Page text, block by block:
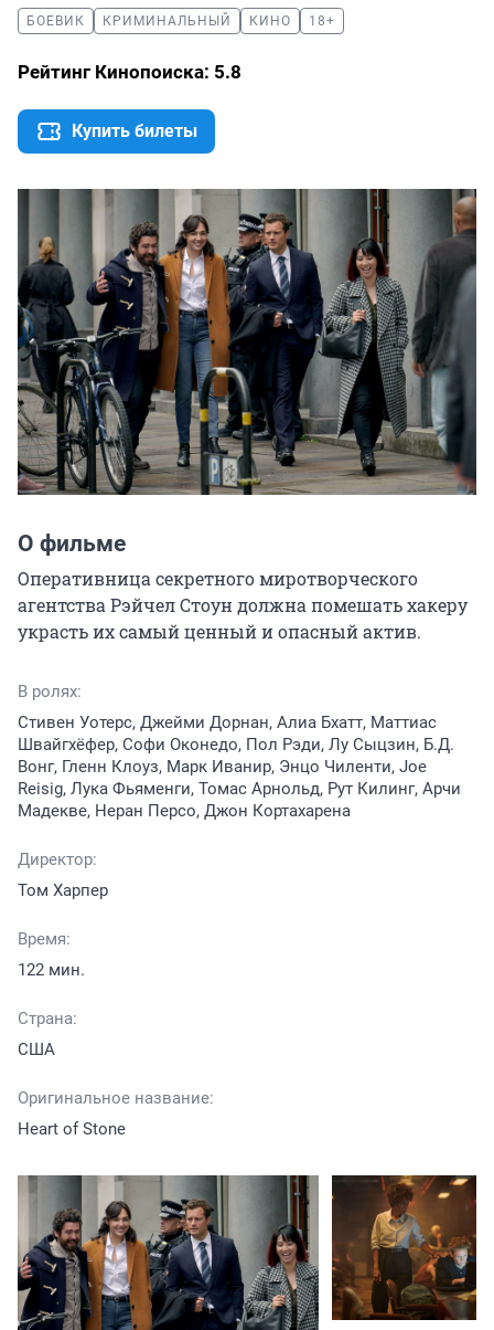
БОЕВИК КРИМИНАЛЬНЫЙ КИНО 18+
Рейтинг Кинопоиска: 5.8
Купить билеты
О фильме
Оперативница секретного миротворческого
агентства Рэйчел Стоун должна помешать хакеру
украсть их самый ценный и опасный актив.
В ролях:
Стивен Уотерс, Джейми Дорнан, Алиа Бхатт, Маттиас
Швайгхёфер, Софи Оконедо, Пол Рэди, Лу Сыцзин, Б.Д.
Вонг, Гленн Клоуз, Марк Иванир, Энцо Чиленти, Joe
Reisig, Лука Фьяменги, Томас Арнольд, Рут Килинг, Арчи
Мадекве, Неран Персо, Джон Кортахарена
Директор:
Том Харпер
Время:
122 мин.
Страна:
США
Оригинальное название:
Heart of Stone